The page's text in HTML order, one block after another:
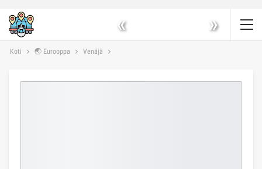
« »
Koti 🌏 Eurooppa Venäjä